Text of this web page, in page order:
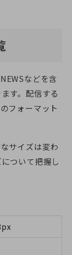
などを含
す。配信する
フォーマット
サイズは変わ
ついて把握し